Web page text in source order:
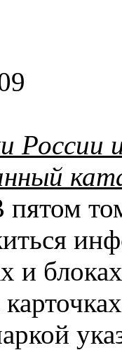
России
пятом
и